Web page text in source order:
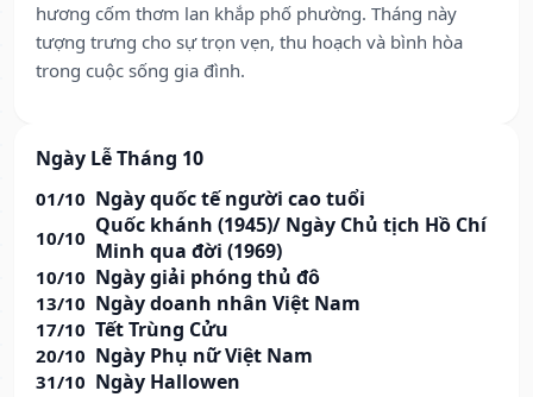
hương cốm thơm lan khắp phố phường. Tháng này
tượng trưng cho sự trọn vẹn, thu hoạch và bình hòa
trong cuộc sống gia đình.
Ngày Lễ Tháng 10
01/10 Ngày quốc tế người cao tuổi
10/10 Quốc khánh (1945)/ Ngày Chủ tịch Hồ Chí
Minh qua đời (1969)
10/10 Ngày giải phóng thủ đô
13/10 Ngày doanh nhân Việt Nam
17/10 Tết Trùng Cửu
20/10 Ngày Phụ nữ Việt Nam
31/10 Ngày Hallowen